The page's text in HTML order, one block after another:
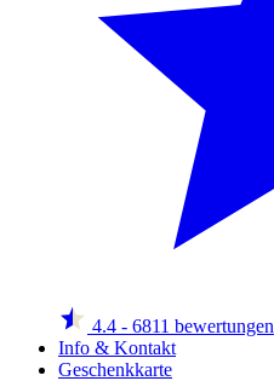
4.4 - 6811 bewertungen
Info & Kontakt
Geschenkkarte